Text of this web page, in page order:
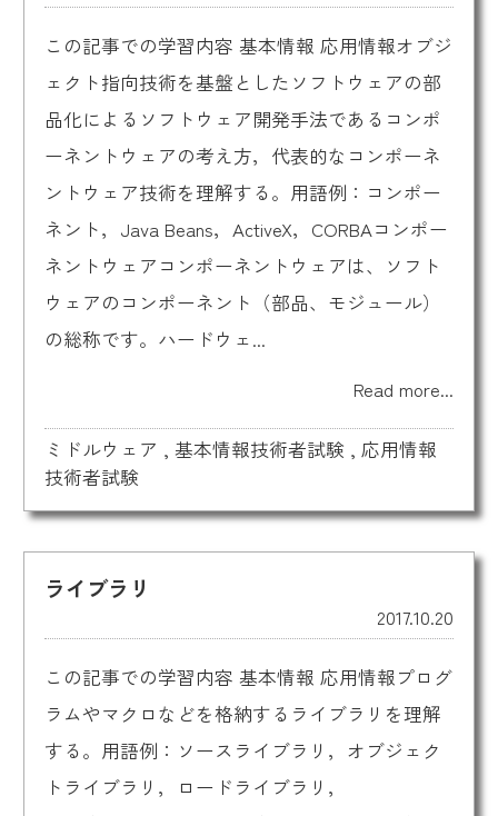
この記事での学習内容 基本情報 応用情報オブジ
ェクト指向技術を基盤としたソフトウェアの部
品化によるソフトウェア開発手法であるコンポ
ーネントウェアの考え方，代表的なコンポーネ
ントウェア技術を理解する。用語例：コンポー
ネント，Java Beans，ActiveX，CORBAコンポー
ネントウェアコンポーネントウェアは、ソフト
ウェアのコンポーネント（部品、モジュール）
の総称です。ハードウェ...
Read more...
ミドルウェア , 基本情報技術者試験 , 応用情報
技術者試験
ライブラリ
2017.10.20
この記事での学習内容 基本情報 応用情報プログ
ラムやマクロなどを格納するライブラリを理解
する。用語例：ソースライブラリ，オブジェク
トライブラリ，ロードライブラリ，